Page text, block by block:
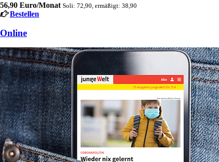
56,90 Euro/Monat Soli: 72,90, ermäßigt: 38,90
Bestellen
Online